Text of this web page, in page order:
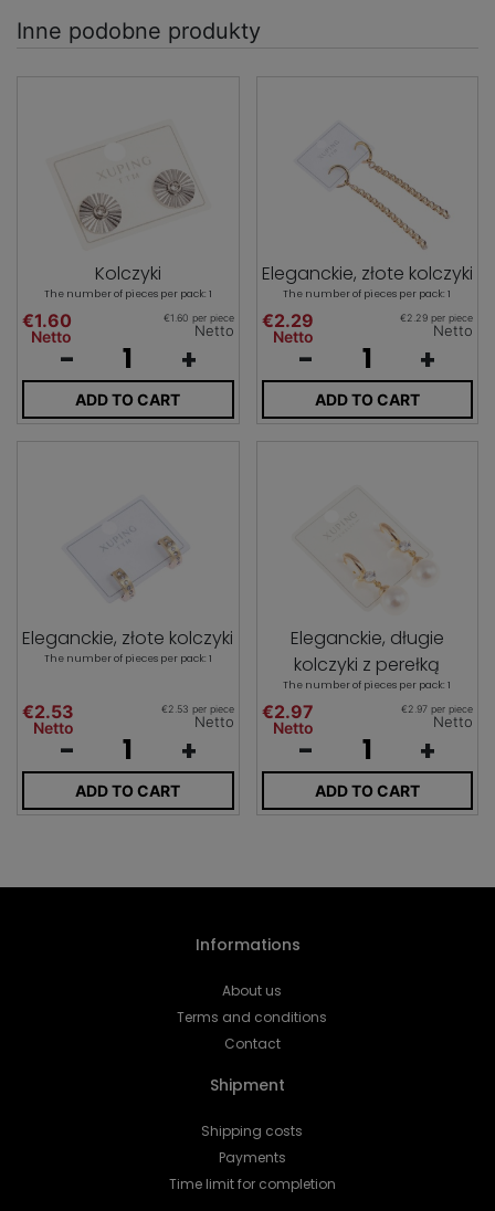
Inne podobne produkty
Kolczyki
The number of pieces per pack: 1
€1.60
Netto
€1.60 per piece
Netto
- +
ADD TO CART
Eleganckie, złote kolczyki
The number of pieces per pack: 1
€2.29
Netto
€2.29 per piece
Netto
- +
ADD TO CART
Eleganckie, złote kolczyki
The number of pieces per pack: 1
€2.53
Netto
€2.53 per piece
Netto
- +
ADD TO CART
Eleganckie, długie
kolczyki z perełką
The number of pieces per pack: 1
€2.97
Netto
€2.97 per piece
Netto
- +
ADD TO CART
Informations
About us
Terms and conditions
Contact
Shipment
Shipping costs
Payments
Time limit for completion